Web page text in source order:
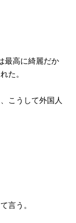
最高に綺麗だか
た。
こうして外国人
言う。